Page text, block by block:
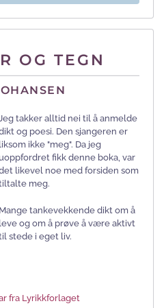
OG TEGN
takker alltid nei til å anmelde
og poesi. Den sjangeren er
liksom ikke "meg". Da jeg
fikk denne boka, var
likevel noe med forsiden som
meg.
Mange tankevekkende dikt om å
leve og om å prøve å være aktivt
stede i eget liv.
fra Lyrikkforlaget